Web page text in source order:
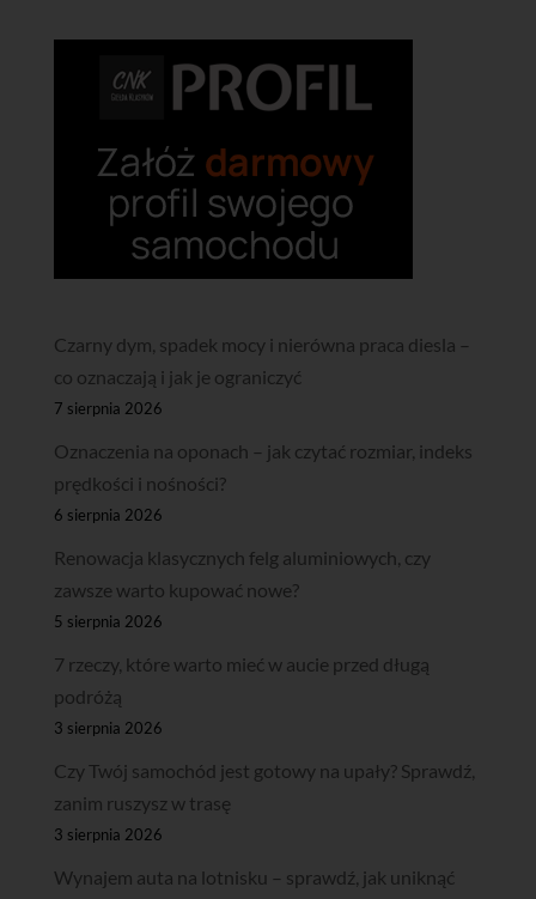
Czarny dym, spadek mocy i nierówna praca diesla –
co oznaczają i jak je ograniczyć
7 sierpnia 2026
Oznaczenia na oponach – jak czytać rozmiar, indeks
prędkości i nośności?
6 sierpnia 2026
Renowacja klasycznych felg aluminiowych, czy
zawsze warto kupować nowe?
5 sierpnia 2026
7 rzeczy, które warto mieć w aucie przed długą
podróżą
3 sierpnia 2026
Czy Twój samochód jest gotowy na upały? Sprawdź,
zanim ruszysz w trasę
3 sierpnia 2026
Wynajem auta na lotnisku – sprawdź, jak uniknąć